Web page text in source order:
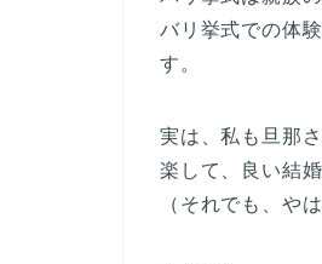
バリ挙式での体
す。
実は、私も旦那
楽して、良い結
（それでも、や